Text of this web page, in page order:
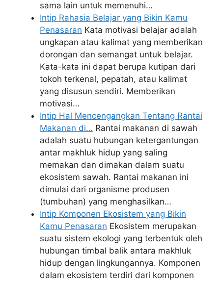
sama lain untuk memenuhi…
Intip Rahasia Belajar yang Bikin Kamu
Penasaran Kata motivasi belajar adalah
ungkapan atau kalimat yang memberikan
dorongan dan semangat untuk belajar.
Kata-kata ini dapat berupa kutipan dari
tokoh terkenal, pepatah, atau kalimat
yang disusun sendiri. Memberikan
motivasi…
Intip Hal Mencengangkan Tentang Rantai
Makanan di… Rantai makanan di sawah
adalah suatu hubungan ketergantungan
antar makhluk hidup yang saling
memakan dan dimakan dalam suatu
ekosistem sawah. Rantai makanan ini
dimulai dari organisme produsen
(tumbuhan) yang menghasilkan…
Intip Komponen Ekosistem yang Bikin
Kamu Penasaran Ekosistem merupakan
suatu sistem ekologi yang terbentuk oleh
hubungan timbal balik antara makhluk
hidup dengan lingkungannya. Komponen
dalam ekosistem terdiri dari komponen